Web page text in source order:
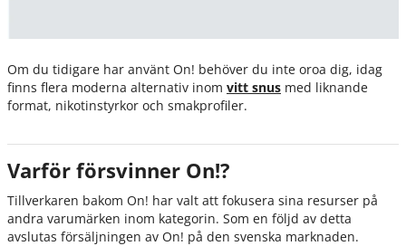
Om du tidigare har använt On! behöver du inte oroa dig, idag
finns flera moderna alternativ inom vitt snus med liknande
format, nikotinstyrkor och smakprofiler.
Varför försvinner On!?
Tillverkaren bakom On! har valt att fokusera sina resurser på
andra varumärken inom kategorin. Som en följd av detta
avslutas försäljningen av On! på den svenska marknaden.